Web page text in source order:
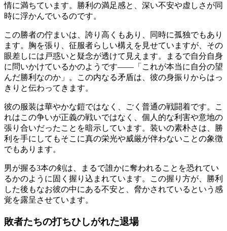
情に満ちています。勝利の満足感と、深い不安や虚しさが同
時に浮かんでいるのです。
この勝者の佇まいは、誇り高くもあり、同時に孤独でもあり
ます。胸を張り、征服者らしい構えを見せていますが、その
眼差しには戸惑いと疑念が透けて見えます。まるで自分自身
に問いかけているかのようです——「これが本当に自分の望
んだ勝利なのか」。この内なる矛盾は、彼の身振りからはっ
きりと伝わってきます。
彼の服装は華やかな鎧ではなく、ごく普通の戦闘着です。こ
れはこの争いが正義の戦いではなく、個人的な利害や意地の
張り合いだったことを暗示しています。装いの素朴さは、勝
利を手にしてもそこに真の栄光や威厳が伴わないことの象徴
でもあります。
男が握る3本の剣は、まるで誰かに奪われることを恐れてい
るかのように固く握り込まれています。この握り方が、勝利
した後もなお彼の中にある不安と、脅かされているという感
覚を露呈させています。
敗者たちの打ちひしがれた退場